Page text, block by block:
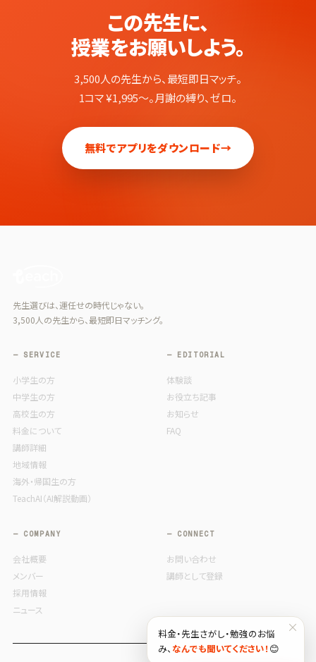
この先生に、
授業をお願いしよう。
3,500人の先生から、最短即日マッチ。
1コマ ¥1,995〜。月謝の縛り、ゼロ。
無料でアプリをダウンロード→
先生選びは、運任せの時代じゃない。
3,500人の先生から、最短即日マッチング。
— SERVICE
小学生の方
中学生の方
高校生の方
料金について
講師詳細
地域情報
海外・帰国生の方
TeachAI（AI解説動画）
— EDITORIAL
体験談
お役立ち記事
お知らせ
FAQ
— COMPANY
会社概要
メンバー
採用情報
ニュース
— CONNECT
お問い合わせ
講師として登録
×
料金・先生さがし・勉強のお悩
み、 なんでも聞いてください！ 😊